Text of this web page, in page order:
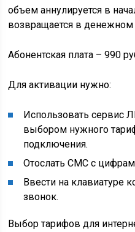
объем аннулируется в
возвращается в денежном
Абонентская плата – 990
Для активации нужно:
Использовать сервис
выбором нужного
подключения.
Отослать СМС с
Ввести на клавиатуре
звонок.
Выбор тарифов для